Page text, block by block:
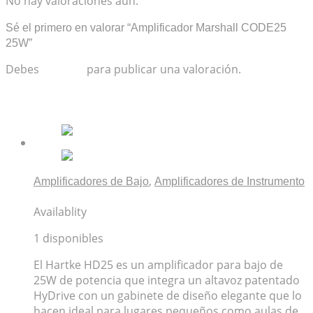
Sé el primero en valorar “Amplificador Marshall CODE25
25W”
Debes para publicar una valoración.
Amplificadores de Bajo, Amplificadores de Instrumento
Availablity
1 disponibles
El Hartke HD25 es un amplificador para bajo de
25W de potencia que integra un altavoz patentado
HyDrive con un gabinete de diseño elegante que lo